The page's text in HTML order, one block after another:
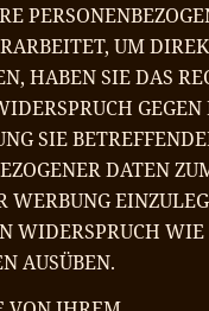
UM
HABEN SIE DAS
GEGEN
SIE
DATEN
WERBUNG
WIDERSPRUCH WIE
AUSÜBEN.